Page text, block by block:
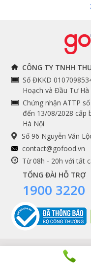
THÔNG TIN
Chính sách và quy
chung
Hướng dẫn đặt hàng
Cam kết chất lượng
DỊCH VỤ
Premium services
Tích điểm khách hàng
CÔNG TY TNHH
Số ĐKKD
Hoạch và Đầu Tư Hà
Chứng nhận ATTP
đến 13/08/2028 cấp
Hà Nội
Số 96 Nguyễn Văn
contact@gofood.vn
Từ 08h - 20h với tất
TỔNG ĐÀI HỖ TRỢ
1900 3220
Copyrights © 2016 -